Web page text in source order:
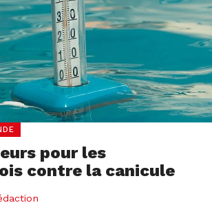
pour les
contre la canicule